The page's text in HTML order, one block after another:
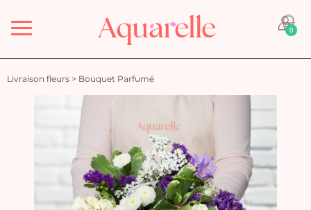
Menu 0
Livraison fleurs > Bouquet Parfumé